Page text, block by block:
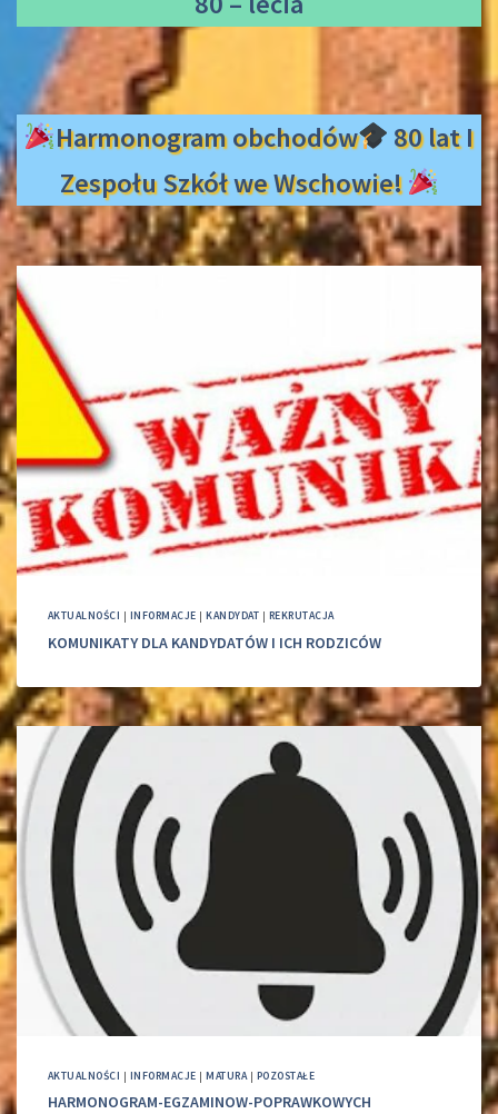
Harmonogram obchodów
80 lat I
Zespołu Szkół we Wschowie!
AKTUALNOŚCI | INFORMACJE |KANDYDAT | REKRUTACJA
KOMUNIKATY DLA KANDYDATÓW I ICH RODZICÓW
AKTUALNOŚCI | INFORMACJE |MATURA | POZOSTAŁE
HARMONOGRAM-EGZAMINOW-POPRAWKOWYCH